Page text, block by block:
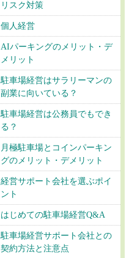
リスク対策
個人経営
AIパーキングのメリット・デ
メリット
駐車場経営はサラリーマンの
副業に向いている？
駐車場経営は公務員でもでき
る？
月極駐車場とコインパーキン
グのメリット・デメリット
経営サポート会社を選ぶポイ
ント
はじめての駐車場経営Q&A
駐車場経営サポート会社との
契約方法と注意点